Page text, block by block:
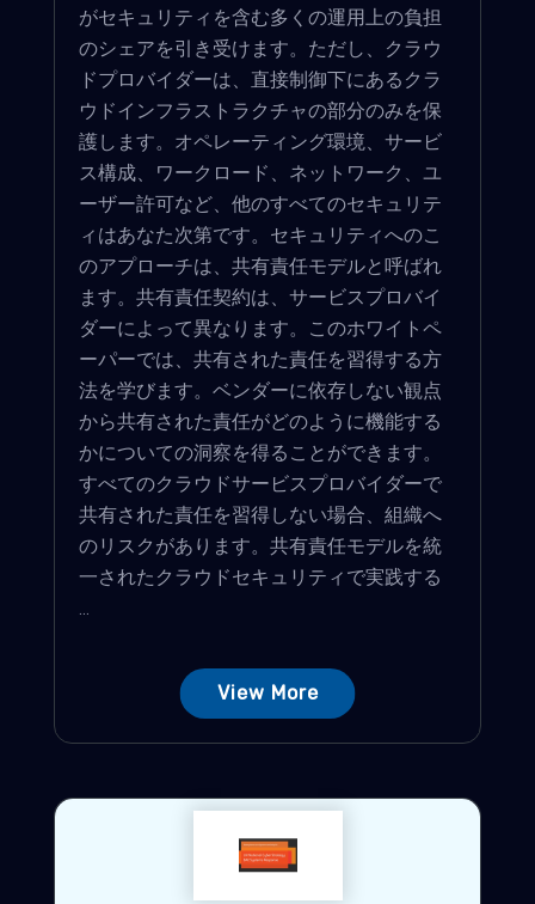
がセキュリティを含む多くの運用上の負担
のシェアを引き受けます。ただし、クラウ
ドプロバイダーは、直接制御下にあるクラ
ウドインフラストラクチャの部分のみを保
護します。オペレーティング環境、サービ
ス構成、ワークロード、ネットワーク、ユ
ーザー許可など、他のすべてのセキュリテ
ィはあなた次第です。セキュリティへのこ
のアプローチは、共有責任モデルと呼ばれ
ます。共有責任契約は、サービスプロバイ
ダーによって異なります。このホワイトペ
ーパーでは、共有された責任を習得する方
法を学びます。ベンダーに依存しない観点
から共有された責任がどのように機能する
かについての洞察を得ることができます。
すべてのクラウドサービスプロバイダーで
共有された責任を習得しない場合、組織へ
のリスクがあります。共有責任モデルを統
一されたクラウドセキュリティで実践する
...
View More